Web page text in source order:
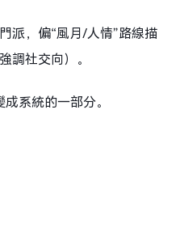
派，偏“風月/人情”路線描
調社交向）。
成系統的一部分。